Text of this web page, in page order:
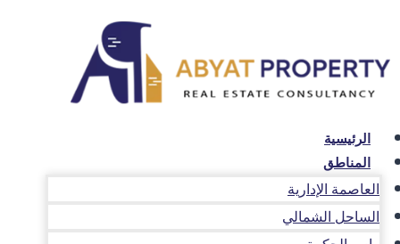
المحتوى
الرئيسية
المناطق
العاصمة الإدارية
الساحل الشمالي